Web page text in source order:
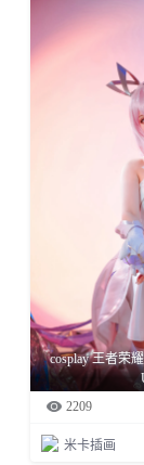
cosplay 王者荣
2209
米卡插画